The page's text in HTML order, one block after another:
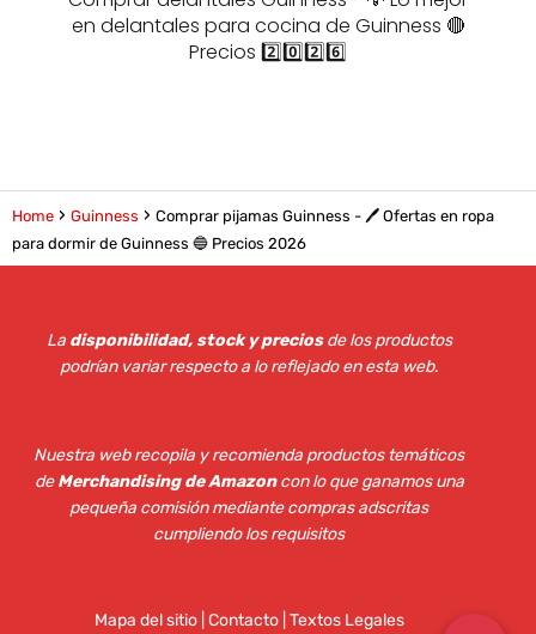
en delantales para cocina de Guinness 🔴
Precios 2️⃣0️⃣2️⃣6️⃣
Home Guinness
Comprar pijamas Guinness - 🖊️ Ofertas en ropa
para dormir de Guinness 🔵 Precios 2026
La disponibilidad, stock y preciosde los productos
podrían variar respecto a lo reflejado en esta web.
Nuestra web recopila y recomienda productos temáticos
deMerchandising de Amazoncon lo que ganamos una
pequeña comisión mediante compras adscritas
cumpliendo los requisitos
Mapa del sitio| Contacto | Textos Legales